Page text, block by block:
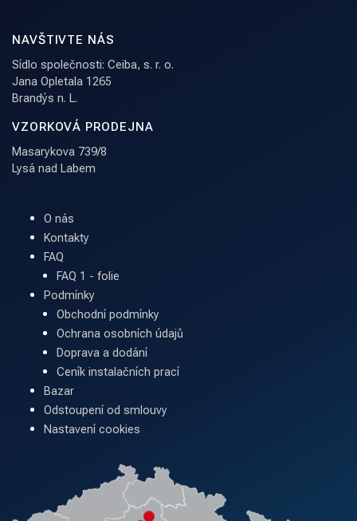
NAVŠTIVTE NÁS
Sídlo společnosti: Ceiba, s. r. o.
Jana Opletala 1265
Brandýs n. L.
VZORKOVÁ PRODEJNA
Masarykova 739/8
Lysá nad Labem
O nás
Kontakty
FAQ
FAQ 1 - folie
Podmínky
Obchodní podmínky
Ochrana osobních údajů
Doprava a dodání
Ceník instalačních prací
Bazar
Odstoupení od smlouvy
Nastavení cookies